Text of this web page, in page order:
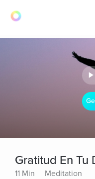
Gratitud En Tu
11 Min Meditation